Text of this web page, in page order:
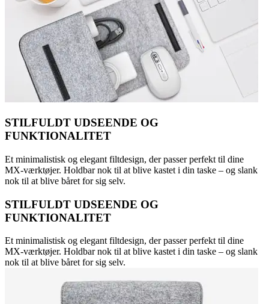
STILFULDT UDSEENDE OG
FUNKTIONALITET
Et minimalistisk og elegant filtdesign, der passer perfekt til dine
MX-værktøjer. Holdbar nok til at blive kastet i din taske – og slank
nok til at blive båret for sig selv.
STILFULDT UDSEENDE OG
FUNKTIONALITET
Et minimalistisk og elegant filtdesign, der passer perfekt til dine
MX-værktøjer. Holdbar nok til at blive kastet i din taske – og slank
nok til at blive båret for sig selv.